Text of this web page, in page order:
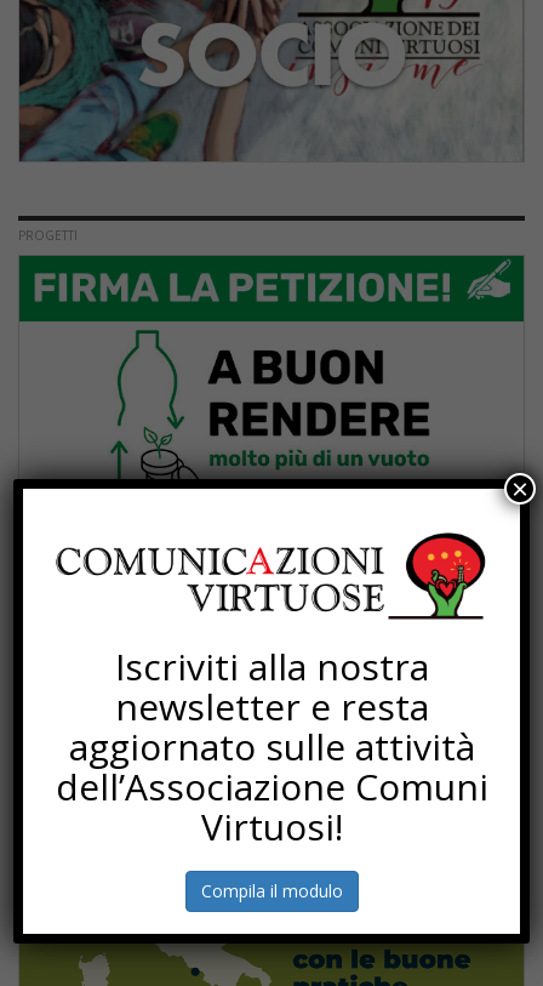
PROGETTI
Iscriviti alla nostra
newsletter e resta
aggiornato sulle attività
dell’Associazione Comuni
Virtuosi!
Compila il modulo
×